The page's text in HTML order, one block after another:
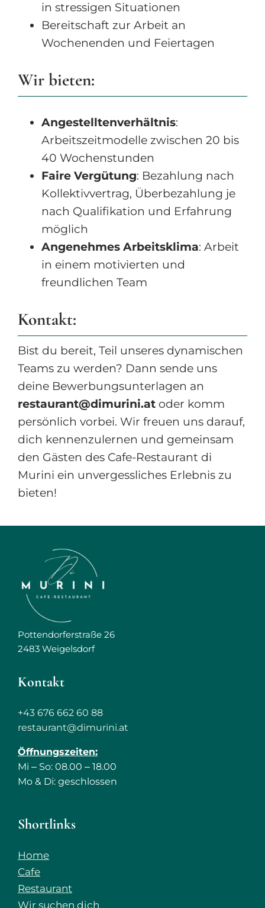
in stressigen Situationen
Bereitschaft zur Arbeit an
Wochenenden und Feiertagen
Wir bieten:
Angestelltenverhältnis:
Arbeitszeitmodelle zwischen 20 bis
40 Wochenstunden
Faire Vergütung: Bezahlung nach
Kollektivvertrag, Überbezahlung je
nach Qualifikation und Erfahrung
möglich
Angenehmes Arbeitsklima: Arbeit
in einem motivierten und
freundlichen Team
Kontakt:
Bist du bereit, Teil unseres dynamischen
Teams zu werden? Dann sende uns
deine Bewerbungsunterlagen an
restaurant@dimurini.at oder komm
persönlich vorbei. Wir freuen uns darauf,
dich kennenzulernen und gemeinsam
den Gästen des Cafe-Restaurant di
Murini ein unvergessliches Erlebnis zu
bieten!
Pottendorferstraße 26
2483 Weigelsdorf
Kontakt
+43 676 662 60 88
restaurant@dimurini.at
Öffnungszeiten:
Mi ‒ So: 08.00 ‒ 18.00
Mo & Di: geschlossen
Shortlinks
Home
Cafe
Restaurant
Wir suchen dich